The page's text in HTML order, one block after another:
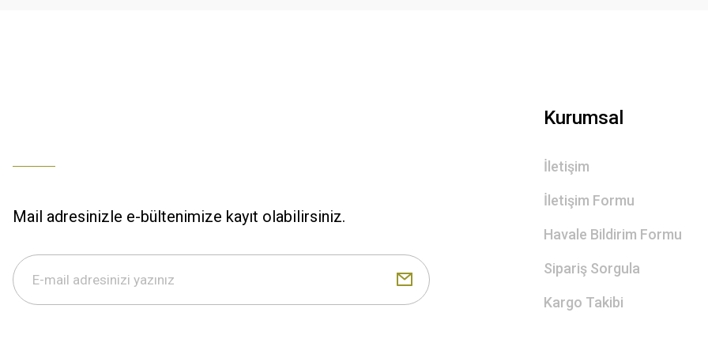
S... M... | 29/12/2025
Mail adresinizle e-bültenimize kayıt olabilirsiniz.
Kurumsal
İletişim
İletişim Formu
Havale Bildirim Formu
Sipariş Sorgula
Kargo Takibi